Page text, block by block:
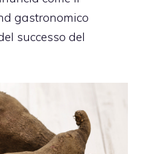
gastronomico
successo del